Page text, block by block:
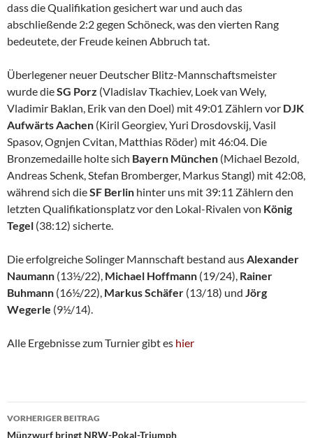
dass die Qualifikation gesichert war und auch das
abschließende 2:2 gegen Schöneck, was den vierten Rang
bedeutete, der Freude keinen Abbruch tat.
Überlegener neuer Deutscher Blitz-Mannschaftsmeister
wurde dieSG Porz (Vladislav Tkachiev, Loek van Wely,
Vladimir Baklan, Erik van den Doel) mit 49:01 Zählern vor DJK
Aufwärts Aachen (Kiril Georgiev, Yuri Drosdovskij, Vasil
Spasov, Ognjen Cvitan, Matthias Röder) mit 46:04. Die
Bronzemedaille holte sich Bayern München (Michael Bezold,
Andreas Schenk, Stefan Bromberger, Markus Stangl) mit 42:08,
während sich dieSF Berlin hinter uns mit 39:11 Zählern den
letzten Qualifikationsplatz vor den Lokal-Rivalen von König
Tegel (38:12) sicherte.
Die erfolgreiche Solinger Mannschaft bestand ausAlexander
Naumann (13½/22), Michael Hoffmann (19/24), Rainer
Buhmann (16½/22), Markus Schäfer (13/18) und Jörg
Wegerle (9½/14).
Alle Ergebnisse zum Turnier gibt es hier
Beitragsnavigation
VORHERIGER BEITRAG
Münzwurf bringt NRW-Pokal-Triumph